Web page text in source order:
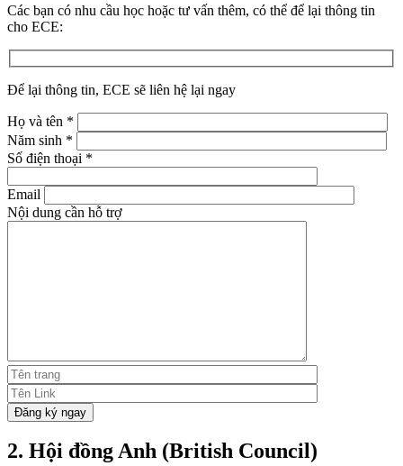
Các bạn có nhu cầu học hoặc tư vấn thêm, có thể để lại thông tin
cho ECE:
Để lại thông tin, ECE sẽ liên hệ lại ngay
Họ và tên *
Năm sinh *
Số điện thoại *
Email
Nội dung cần hỗ trợ
2. Hội đồng Anh (British Council)